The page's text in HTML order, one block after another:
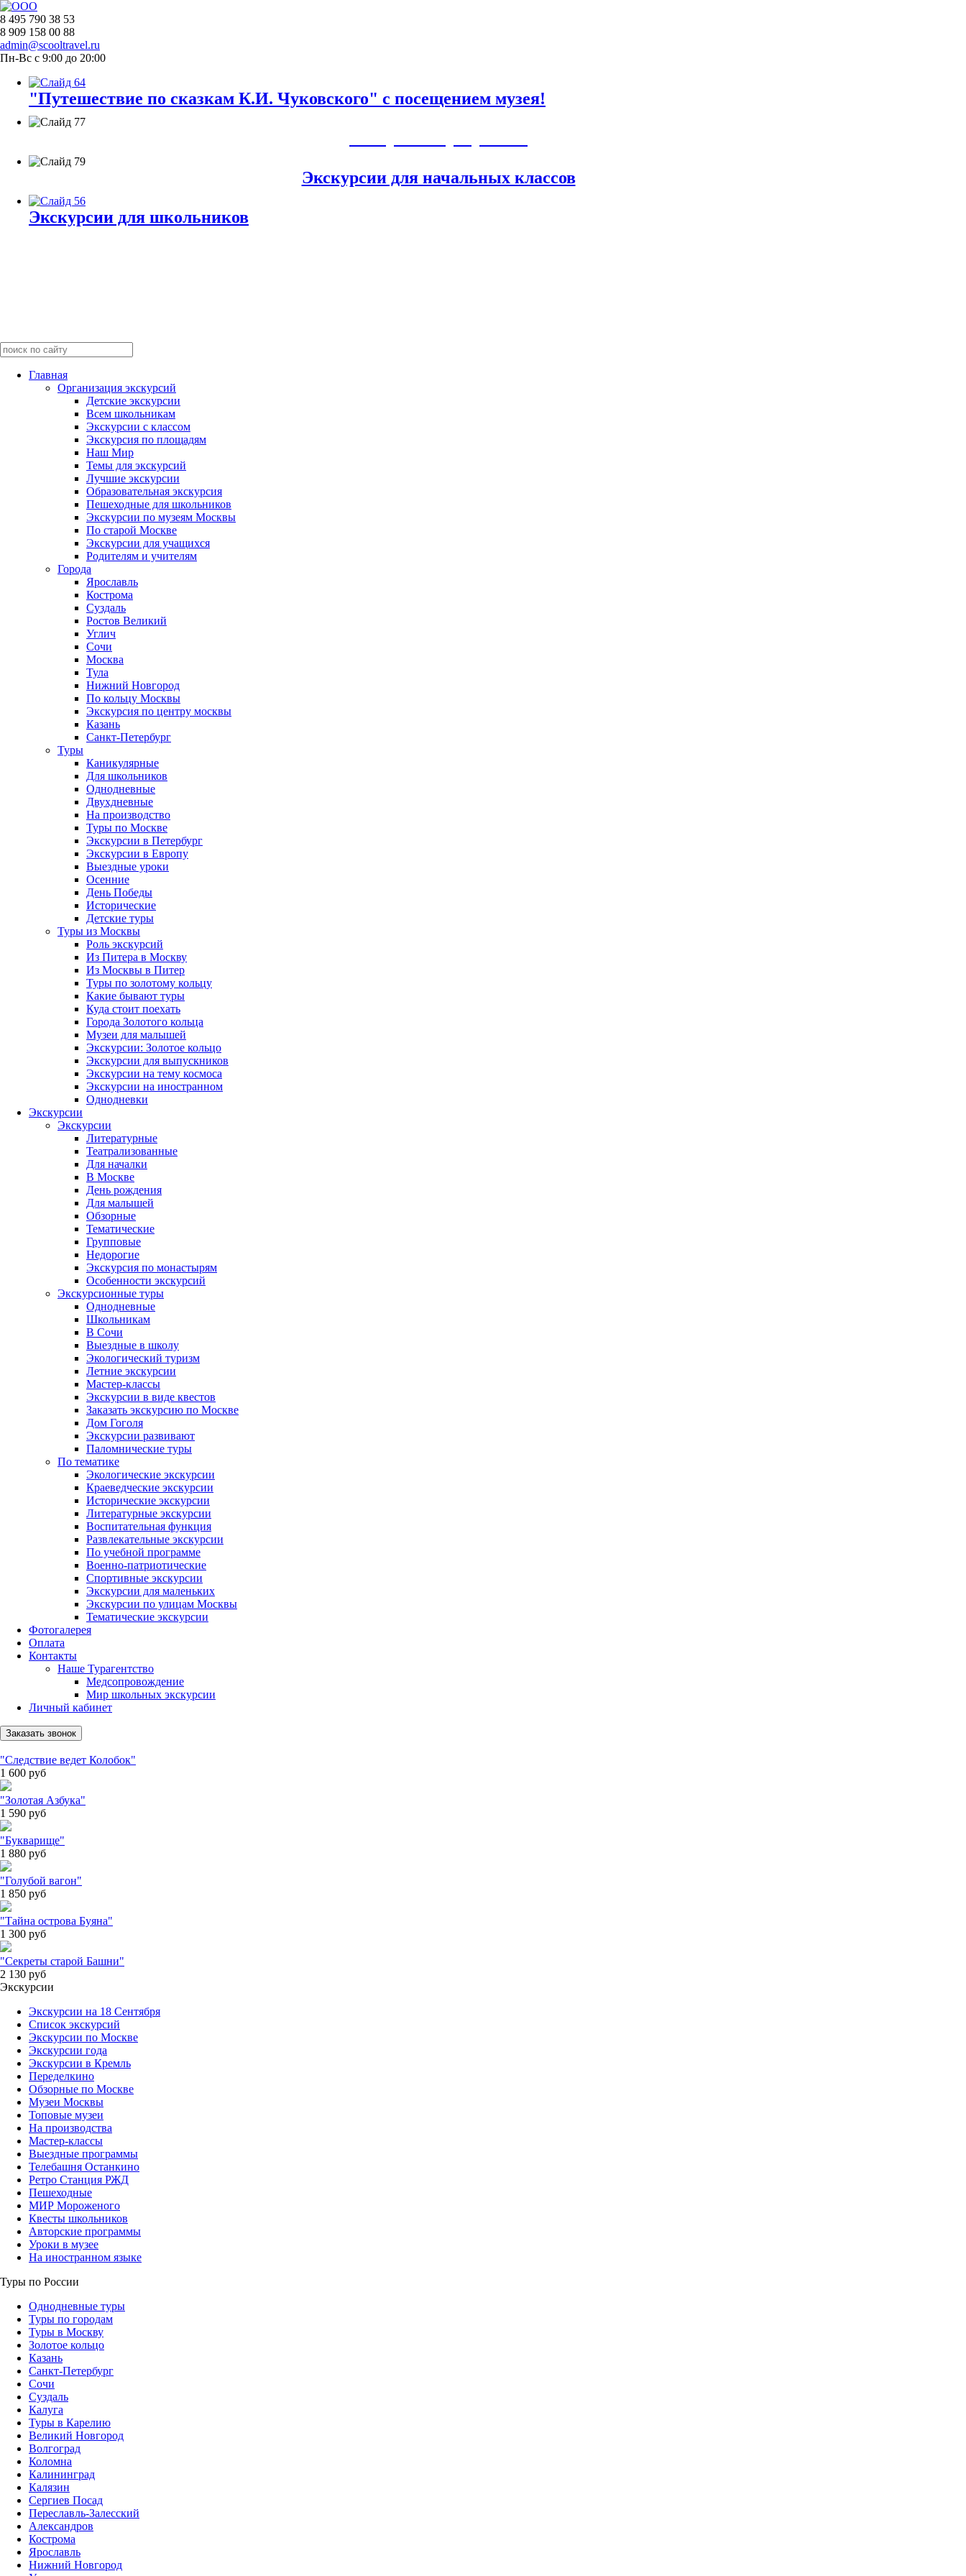
8 495 790 38 53
8 909 158 00 88
admin@scooltravel.ru
Пн-Вс с 9:00 до 20:00
"Путешествие по сказкам К.И. Чуковского" с посещением музея!
Экскурсии для начальных классов
Экскурсии для школьников
Главная
Организация экскурсий
Детские экскурсии
Всем школьникам
Экскурсии c классом
Экскурсия по площадям
Наш Мир
Темы для экскурсий
Лучшие экскурсии
Образовательная экскурсия
Пешеходные для школьников
Экскурсии по музеям Москвы
По старой Москве
Экскурсии для учащихся
Родителям и учителям
Города
Ярославль
Кострома
Суздаль
Ростов Великий
Углич
Сочи
Москва
Тула
Нижний Новгород
По кольцу Москвы
Экскурсия по центру москвы
Казань
Санкт-Петербург
Туры
Каникулярные
Для школьников
Однодневные
Двухдневные
На производство
Туры по Москве
Экскурсии в Петербург
Экскурсии в Европу
Выездные уроки
Осенние
День Победы
Исторические
Детские туры
Туры из Москвы
Роль экскурсий
Из Питера в Москву
Из Москвы в Питер
Туры по золотому кольцу
Какие бывают туры
Куда стоит поехать
Города Золотого кольца
Музеи для малышей
Экскурсии: Золотое кольцо
Экскурсии для выпускников
Экскурсии на тему космоса
Экскурсии на иностранном
Однодневки
Экскурсии
Экскурсии
Литературные
Театрализованные
Для началки
В Москве
День рождения
Для малышей
Обзорные
Тематические
Групповые
Недорогие
Экскурсия по монастырям
Особенности экскурсий
Экскурсионные туры
Однодневные
Школьникам
В Сочи
Выездные в школу
Экологический туризм
Летние экскурсии
Мастер-классы
Экскурсии в виде квестов
Заказать экскурсию по Москве
Дом Гоголя
Экскурсии развивают
Паломнические туры
По тематике
Экологические экскурсии
Краеведческие экскурсии
Исторические экскурсии
Литературные экскурсии
Воспитательная функция
Развлекательные экскурсии
По учебной программе
Военно-патриотические
Спортивные экскурсии
Экскурсии для маленьких
Экскурсии по улицам Москвы
Тематические экскурсии
Фотогалерея
Оплата
Контакты
Наше Турагентство
Медсопровождение
Мир школьных экскурсии
Личный кабинет
Заказать звонок
"Следствие ведет Колобок"
1 600 руб
"Золотая Азбука"
1 590 руб
"Букварище"
1 880 руб
"Голубой вагон"
1 850 руб
"Тайна острова Буяна"
1 300 руб
"Секреты старой Башни"
2 130 руб
Экскурсии
Экскурсии на 18 Сентября
Список экскурсий
Экскурсии по Москве
Экскурсии года
Экскурсии в Кремль
Переделкино
Обзорные по Москве
Музеи Москвы
Топовые музеи
На производства
Мастер-классы
Выездные программы
Телебашня Останкино
Ретро Станция РЖД
Пешеходные
МИР Мороженого
Квесты школьников
Авторские программы
Уроки в музее
На иностранном языке
Туры по России
Однодневные туры
Туры по городам
Туры в Москву
Золотое кольцо
Казань
Санкт-Петербург
Сочи
Суздаль
Калуга
Туры в Карелию
Великий Новгород
Волгоград
Коломна
Калининград
Калязин
Сергиев Посад
Переславль-Залесский
Александров
Кострома
Ярославль
Нижний Новгород